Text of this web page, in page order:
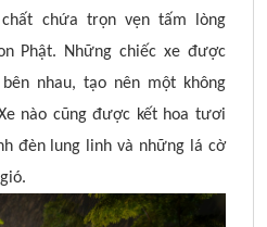
chứa trọn vẹn tấm lòng
Phật. Những chiếc xe được
nhau, tạo nên một không
nào cũng được kết hoa tươi
đèn lung linh và những lá cờ